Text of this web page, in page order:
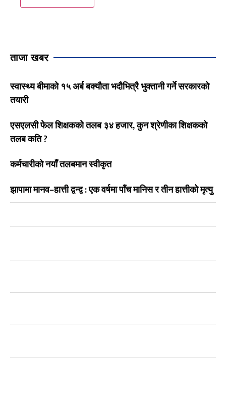
ताजा खबर
स्वास्थ्य बीमाको १५ अर्ब बक्यौता भदौभित्रै भुक्तानी गर्ने सरकारको
तयारी
एसएलसी फेल शिक्षकको तलब ३४ हजार, कुन श्रेणीका शिक्षकको
तलब कति ?
कर्मचारीको नयाँ तलबमान स्वीकृत
झापामा मानव–हात्ती द्वन्द्व : एक वर्षमा पाँच मानिस र तीन हात्तीको मृत्यु